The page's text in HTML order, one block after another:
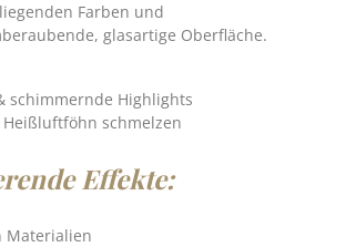
Farben und
glasartige Oberfläche.
schimmernde Highlights
schmelzen
Effekte:
Materialien